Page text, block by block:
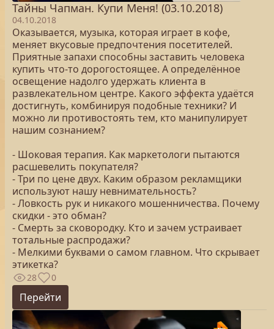
Тайны Чапман. Купи Меня! (03.10.2018)
04.10.2018
Оказывается, музыка, которая играет в кофе,
меняет вкусовые предпочтения посетителей.
Приятные запахи способны заставить человека
купить что-то дорогостоящее. А определённое
освещение надолго удержать клиента в
развлекательном центре. Какого эффекта удаётся
достигнуть, комбинируя подобные техники? И
можно ли противостоять тем, кто манипулирует
нашим сознанием?
- Шоковая терапия. Как маркетологи пытаются
расшевелить покупателя?
- Три по цене двух. Каким образом рекламщики
используют нашу невнимательность?
- Ловкость рук и никакого мошенничества. Почему
скидки - это обман?
- Смерть за сковородку. Кто и зачем устраивает
тотальные распродажи?
- Мелкими буквами о самом главном. Что скрывает
этикетка?
28 0
Перейти